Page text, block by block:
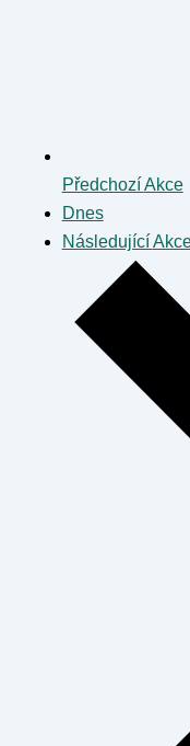
PředchozíAkce
Dnes
Následující